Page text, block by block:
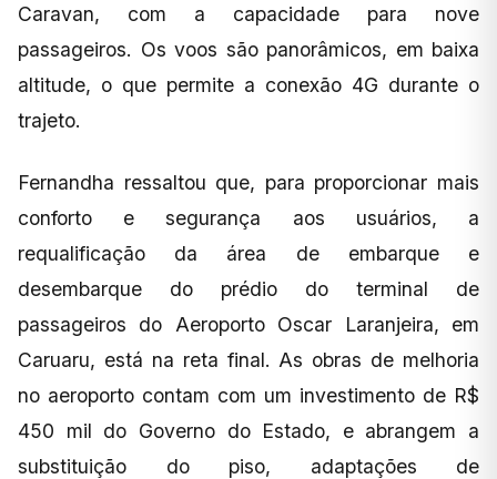
Caravan, com a capacidade para nove
passageiros. Os voos são panorâmicos, em baixa
altitude, o que permite a conexão 4G durante o
trajeto.
Fernandha ressaltou que, para proporcionar mais
conforto e segurança aos usuários, a
requalificação da área de embarque e
desembarque do prédio do terminal de
passageiros do Aeroporto Oscar Laranjeira, em
Caruaru, está na reta final. As obras de melhoria
no aeroporto contam com um investimento de R$
450 mil do Governo do Estado, e abrangem a
substituição do piso, adaptações de